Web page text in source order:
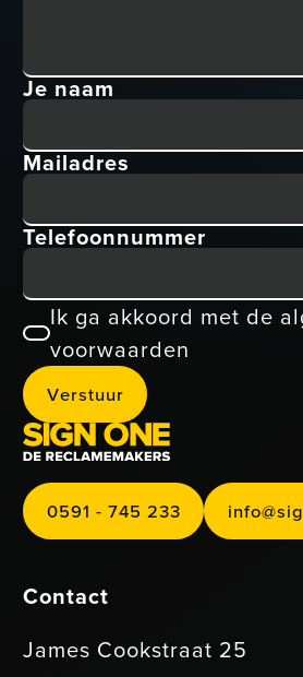
Branding en
design
Je naam
Mailadres
Telefoonnummer
Ik ga akkoord met de
voorwaarden
Verstuur
Verstuur
0591 - 745 233
0591 - 745 233 info@sig
Contact
James Cookstraat 25